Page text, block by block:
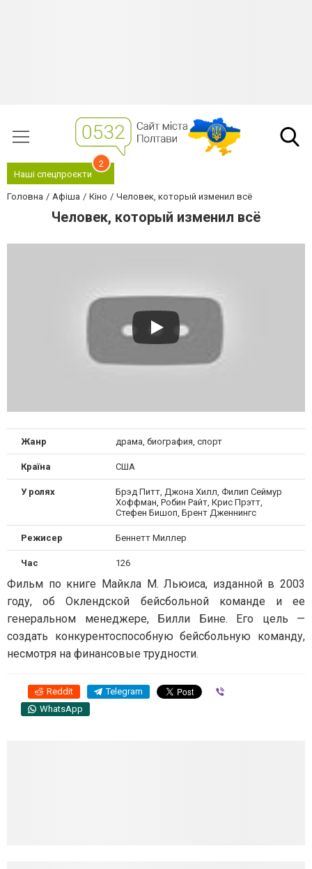
Наші спецпроєкти
2
Головна Афіша Кіно Человек, который изменил всё
Человек, который изменил всё
Жанр драма, биография, спорт
Країна США
У ролях
Брэд Питт, Джона Хилл, Филип Сеймур
Хоффман, Робин Райт, Крис Прэтт,
Стефен Бишоп, Брент Дженнингс
Режисер Беннетт Миллер
Час 126
Фильм по книге Майкла M. Льюиса, изданной в 2003
году, об Оклендской бейсбольной команде и ее
генеральном менеджере, Билли Бине. Его цель —
создать конкурентоспособную бейсбольную команду,
несмотря на финансовые трудности.
Reddit Telegram
WhatsApp